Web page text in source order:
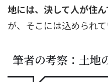
地には、決して人が住
が、そこには込められて
筆者の考察：土地